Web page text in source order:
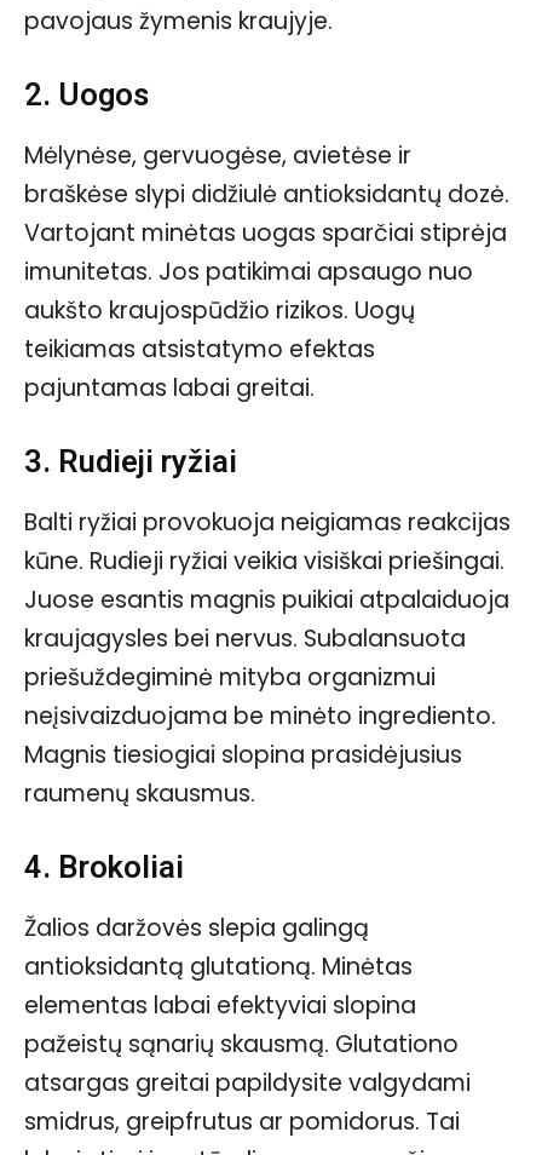
pavojaus žymenis kraujyje.
2. Uogos
Mėlynėse, gervuogėse, avietėse ir
braškėse slypi didžiulė antioksidantų dozė.
Vartojant minėtas uogas sparčiai stiprėja
imunitetas. Jos patikimai apsaugo nuo
aukšto kraujospūdžio rizikos. Uogų
teikiamas atsistatymo efektas
pajuntamas labai greitai.
3. Rudieji ryžiai
Balti ryžiai provokuoja neigiamas reakcijas
kūne. Rudieji ryžiai veikia visiškai priešingai.
Juose esantis magnis puikiai atpalaiduoja
kraujagysles bei nervus. Subalansuota
priešuždegiminė mityba organizmui
neįsivaizduojama be minėto ingrediento.
Magnis tiesiogiai slopina prasidėjusius
raumenų skausmus.
4. Brokoliai
Žalios daržovės slepia galingą
antioksidantą glutationą. Minėtas
elementas labai efektyviai slopina
pažeistų sąnarių skausmą. Glutationo
atsargas greitai papildysite valgydami
smidrus, greipfrutus ar pomidorus. Tai